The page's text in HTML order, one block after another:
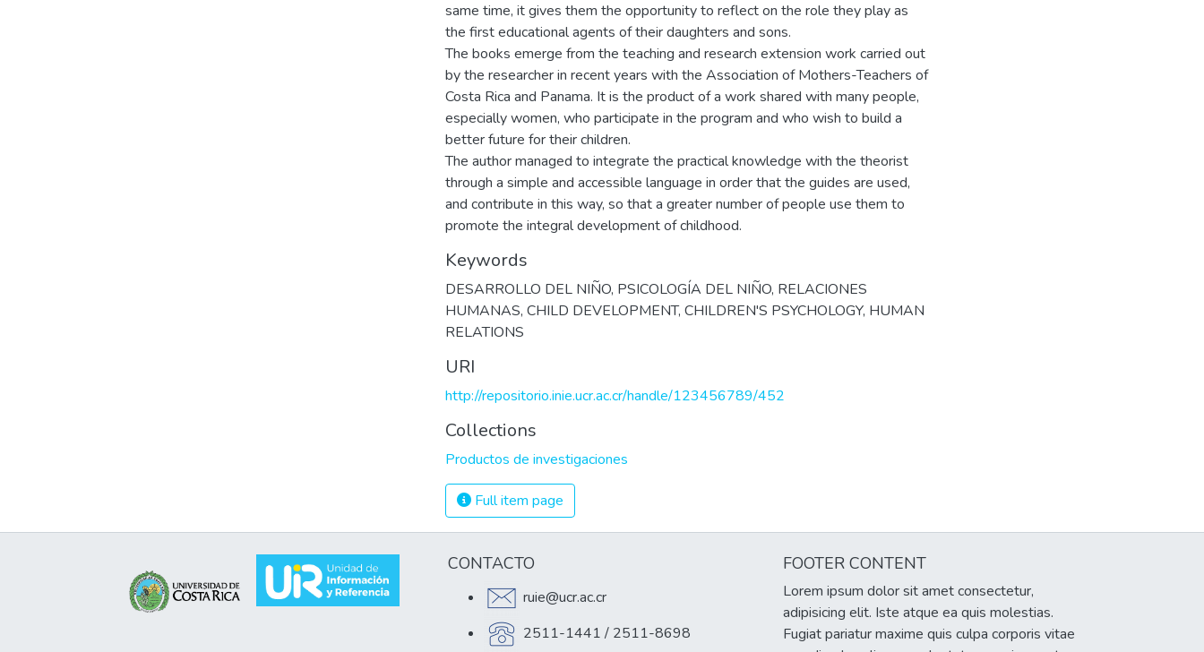
same time, it gives them the opportunity to reflect on the role they play as
the first educational agents of their daughters and sons.
The books emerge from the teaching and research extension work carried out
by the researcher in recent years with the Association of Mothers-Teachers of
Costa Rica and Panama. It is the product of a work shared with many people,
especially women, who participate in the program and who wish to build a
better future for their children.
The author managed to integrate the practical knowledge with the theorist
through a simple and accessible language in order that the guides are used,
and contribute in this way, so that a greater number of people use them to
promote the integral development of childhood.
Keywords
DESARROLLO DEL NIÑO, PSICOLOGÍA DEL NIÑO, RELACIONES
HUMANAS, CHILD DEVELOPMENT, CHILDREN'S PSYCHOLOGY, HUMAN
RELATIONS
URI
http://repositorio.inie.ucr.ac.cr/handle/123456789/452
Collections
Productos de investigaciones
Full item page
CONTACTO
ruie@ucr.ac.cr
2511-1441 / 2511-8698
FOOTER CONTENT
Lorem ipsum dolor sit amet consectetur,
adipisicing elit. Iste atque ea quis molestias.
Fugiat pariatur maxime quis culpa corporis vitae